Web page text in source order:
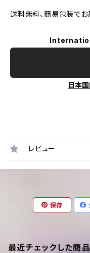
送料無料、簡易包装でお
日本
レビュー
保存
最近チェックした商品